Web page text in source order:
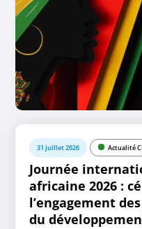
31 juillet 2026 Actualité
Journée
africaine 2026 :
l’engagement
du